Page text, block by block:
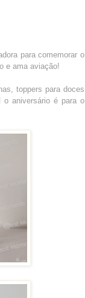
para comemorar o
e ama aviação!
toppers para doces
o aniversário é para o